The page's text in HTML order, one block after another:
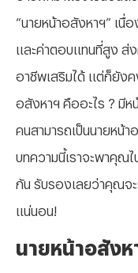
“นายหน้าอสังหาฯ” เนื่
และค่าตอบแทนที่สูง ส่ง
อาชีพเสริมได้ แต่ก็ยัง
อสังหาฯ คืออะไร ? มีห
คนสามารถเป็นนายหน้า
บทความนี้เราจะพาคุณ
กัน รับรองเลยว่าคุณจ
แน่นอน!
นายหน้าอสังห